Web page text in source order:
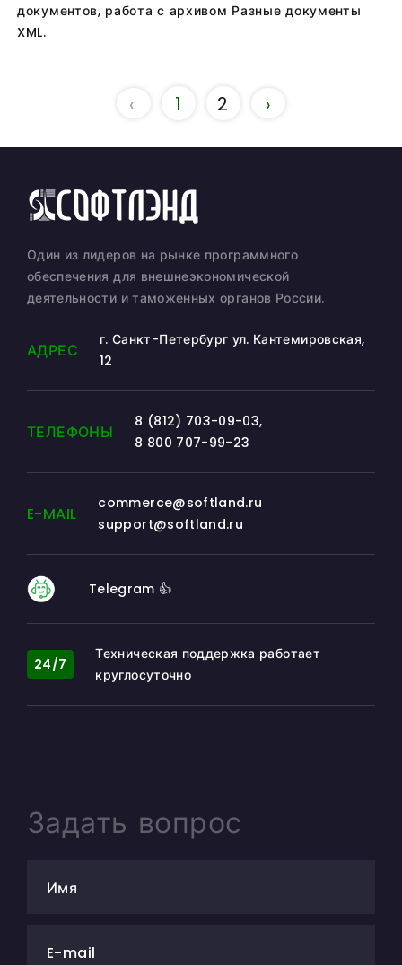
документов, работа с архивом Разные документы
XML.
‹ 1 2 ›
Один из лидеров на рынке программного
обеспечения для внешнеэкономической
деятельности и таможенных органов России.
АДРЕС
г. Санкт-Петербург ул. Кантемировская,
12
ТЕЛЕФОНЫ
8 (812) 703-09-03,
8 800 707-99-23
E-MAIL
commerce@softland.ru
support@softland.ru
Telegram 👍
24/7
Техническая поддержка работает
круглосуточно
Задать вопрос
Имя
E-mail